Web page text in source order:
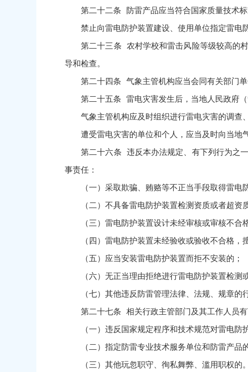
第二十二条 防雷产品应当符合国家质量技术标
禁止向雷电防护装置建设、使用单位指定雷电防
第二十三条 农村学校和雷击风险等级较高的村
导和检查。
第二十四条 气象主管机构应当会同有关部门单
第二十五条 雷电灾害发生后，当地人民政府（
气象主管机构应及时组织进行雷电灾害的调查、
遭受雷电灾害的单位和个人，应当及时向当地气
第二十六条 违反本办法规定、有下列行为之一
事责任：
（一）采取欺骗、贿赂等不正当手段取得雷电
（二）不具备雷电防护装置检测资质或者超资
（三）雷电防护装置设计未经审核或审核不合
（四）雷电防护装置未经验收或验收不合格，
（五）应当安装雷电防护装置而拒不安装的；
（六）无正当理由拒绝进行雷电防护装置检测
（七）其他违反防雷管理法律、法规、规章的行
第二十七条 相关行政主管部门及其工作人员有
（一）违反国家规定程序和技术规范对雷电防
（二）指定防雷专业技术服务单位和防雷产品
（三）其他玩忽职守、徇私舞弊、滥用职权的。